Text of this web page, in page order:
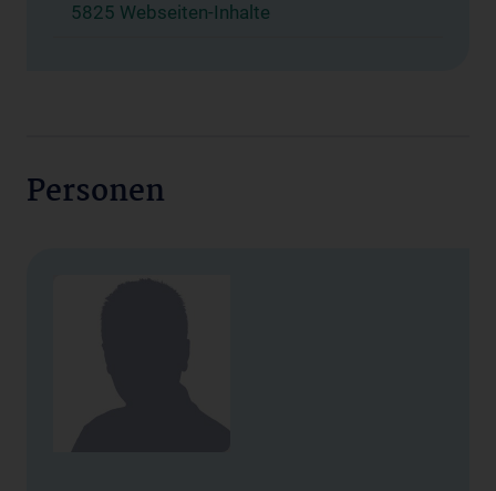
5825 Webseiten-Inhalte
Personen